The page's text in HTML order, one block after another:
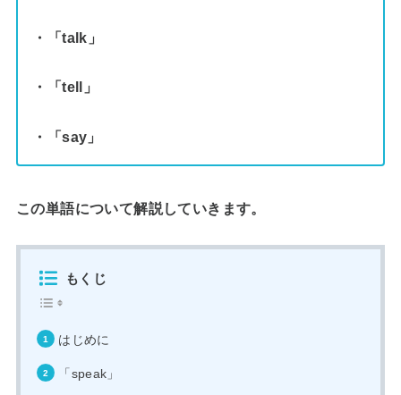
・「talk」
・「tell」
・「say」
この単語について解説していきます。
もくじ
はじめに
「speak」